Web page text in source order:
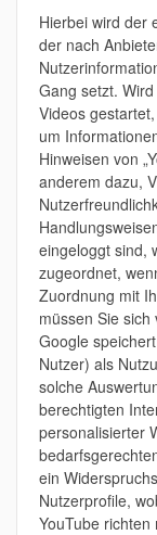
Hierbei wird der
der nach
Gang setzt.
Videos
um
Hinweisen von
anderem dazu,
eingeloggt sind,
zugeordnet,
Zuordnung mit
müssen Sie
Google
Nutzer) als
solche
berechtigten
personalisierter
ein
Nutzerprofile,
YouTube richten